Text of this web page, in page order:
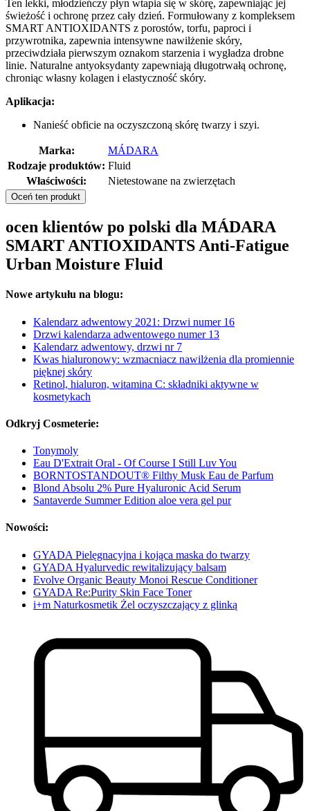
Ten lekki, młodzieńczy płyn wtapia się w skórę, zapewniając jej
świeżość i ochronę przez cały dzień. Formułowany z kompleksem
SMART ANTIOXIDANTS z porostów, torfu, paproci i
przywrotnika, zapewnia intensywne nawilżenie skóry,
przeciwdziała pierwszym oznakom starzenia i wygładza drobne
linie. Naturalne antyoksydanty zapewniają długotrwałą ochronę,
chroniąc własny kolagen i elastyczność skóry.
Aplikacja:
Nanieść obficie na oczyszczoną skórę twarzy i szyi.
Marka:
MÁDARA
Rodzaje produktów: Fluid
Właściwości:
Nietestowane na zwierzętach
Oceń ten produkt
ocen klientów po polski dla MÁDARA
SMART ANTIOXIDANTS Anti-Fatigue
Urban Moisture Fluid
Nowe artykułu na blogu:
Kalendarz adwentowy 2021: Drzwi numer 16
Drzwi kalendarza adwentowego numer 13
Kalendarz adwentowy, drzwi nr 7
Kwas hialuronowy: wzmacniacz nawilżenia dla promiennie
pięknej skóry
Retinol, hialuron, witamina C: składniki aktywne w
kosmetykach
Odkryj Cosmeterie:
Tonymoly
Eau D'Extrait Oral - Of Course I Still Luv You
BORNTOSTANDOUT® Filthy Musk Eau de Parfum
Blond Absolu 2% Pure Hyaluronic Acid Serum
Santaverde Summer Edition aloe vera gel pur
Nowości:
GYADA Pielęgnacyjna i kojąca maska do twarzy
GYADA Hyalurvedic rewitalizujący balsam
Evolve Organic Beauty Monoi Rescue Conditioner
GYADA Re:Purity Skin Face Toner
i+m Naturkosmetik Żel oczyszczający z glinką